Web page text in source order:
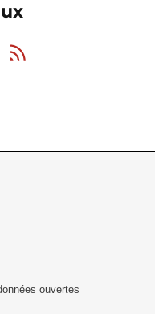
ouvertes